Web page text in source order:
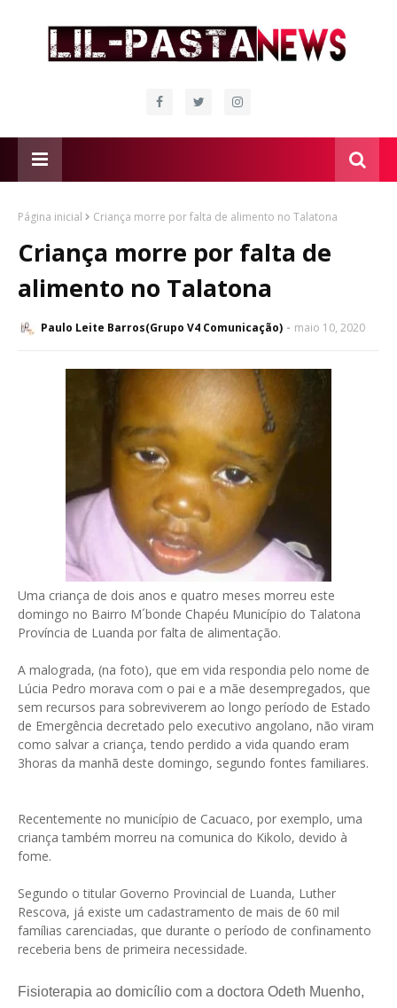
Página inicial Criança morre por falta de alimento no Talatona
Criança morre por falta de
alimento no Talatona
Paulo Leite Barros(Grupo V4 Comunicação) maio 10, 2020
Uma criança de dois anos e quatro meses morreu este
domingo no Bairro M´bonde Chapéu Município do Talatona
Província de Luanda por falta de alimentação.
A malograda, (na foto), que em vida respondia pelo nome de
Lúcia Pedro morava com o pai e a mãe desempregados, que
sem recursos para sobreviverem ao longo período de Estado
de Emergência decretado pelo executivo angolano, não viram
como salvar a criança, tendo perdido a vida quando eram
3horas da manhã deste domingo, segundo fontes familiares.
Recentemente no município de Cacuaco, por exemplo, uma
criança também morreu na comunica do Kikolo, devido à
fome.
Segundo o titular Governo Provincial de Luanda, Luther
Rescova, já existe um cadastramento de mais de 60 mil
famílias carenciadas, que durante o período de confinamento
receberia bens de primeira necessidade.
Fisioterapia ao domicílio com a doctora Odeth Muenho,